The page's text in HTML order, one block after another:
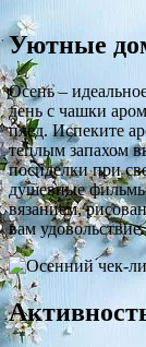
Уютные
Осень –
день с чашки
плед. Испеките
теплым запахом
посиделки при
душевные
вязанием,
вам удовольствие.